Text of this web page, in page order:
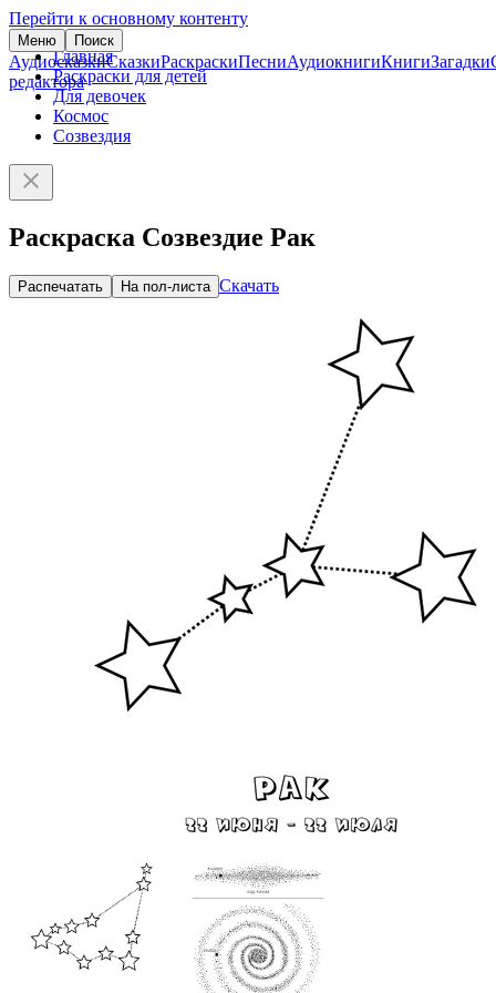
Перейти к основному контенту
Меню Поиск
АудиосказкиСказкиРаскраскиПесниАудиокнигиКнигиЗагадки
редактора
Главная
Раскраски для детей
Для девочек
Космос
Созвездия
Раскраска Созвездие Рак
Распечатать На пол-листа Скачать